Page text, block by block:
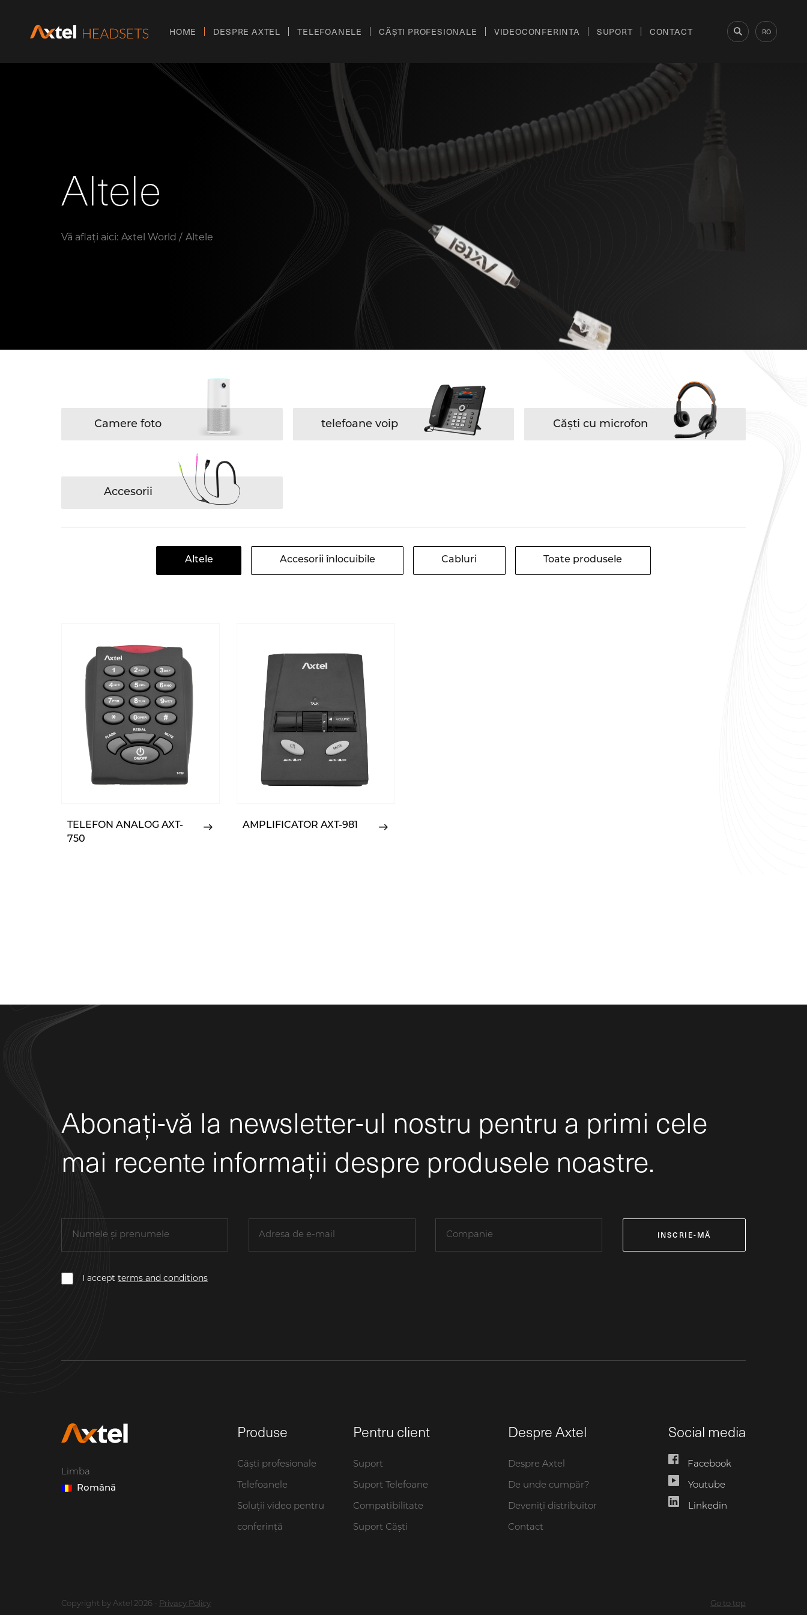
HOME DESPRE AXTEL TELEFOANELE CĂȘTI PROFESIONALE VIDEOCONFERINTA SUPORT CONTACT RO
Altele
Vă aflați aici: Axtel World Altele
Camere foto telefoane voip Căști cu microfon
Accesorii
Altele Accesorii înlocuibile Cabluri Toate produsele
TELEFON ANALOG AXT-
750
AMPLIFICATOR AXT-981
Abonați-vă la newsletter-ul nostru pentru a primi cele
mai recente informații despre produsele noastre.
INSCRIE-MĂ
I accept terms and conditions
Limba
Română
Produse
Căști profesionale
Telefoanele
Soluții video pentru
conferință
Pentru client
Suport
Suport Telefoane
Compatibilitate
Suport Căști
Despre Axtel
Despre Axtel
De unde cumpăr?
Deveniți distribuitor
Contact
Social media
Facebook
Youtube
Linkedin
Copyright by Axtel 2026 - Privacy Policy Go to top